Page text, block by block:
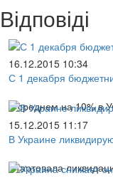
Відповіді
16.12.2015 10:34
С 1 декабря
В среднем на 10% в
15.12.2015 11:17
В Украине
Стартовала